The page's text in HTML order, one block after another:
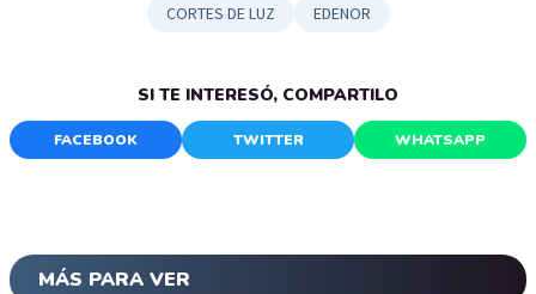
CORTES DE LUZ EDENOR
SI TE INTERESÓ, COMPARTILO
FACEBOOK TWITTER WHATSAPP
MÁS PARA VER